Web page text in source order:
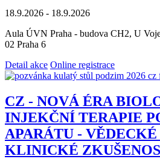
18.9.2026 - 18.9.2026
Aula ÚVN Praha - budova CH2, U
02 Praha 6
Detail akce Online registrace
CZ - NOVÁ ÉRA
INJEKČNÍ TERAPIE
APARÁTU -
KLINICKÉ